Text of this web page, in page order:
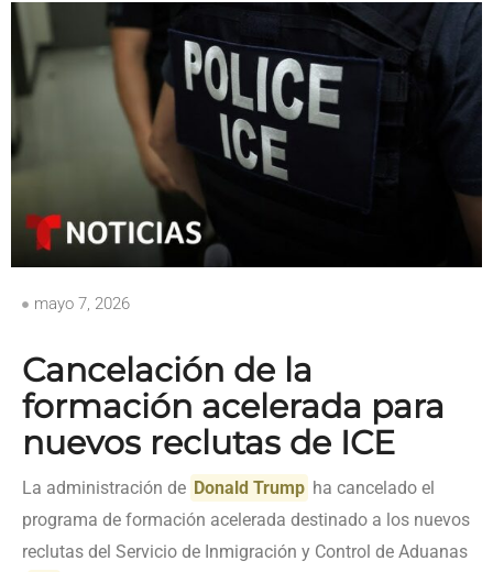
mayo 7, 2026
Cancelación de la
formación acelerada para
nuevos reclutas de ICE
La administración de Donald Trump ha cancelado el
programa de formación acelerada destinado a los nuevos
reclutas del Servicio de Inmigración y Control de Aduanas